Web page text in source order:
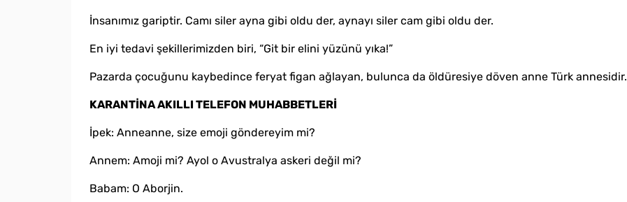
İnsanımız gariptir. Camı siler ayna gibi oldu der, aynayı siler cam gibi oldu der.
En iyi tedavi şekillerimizden biri, “Git bir elini yüzünü yıka!”
Pazarda çocuğunu kaybedince feryat figan ağlayan, bulunca da öldüresiye döven anne Türk annesidir.
KARANTİNA AKILLI TELEFON MUHABBETLERİ
İpek: Anneanne, size emoji göndereyim mi?
Annem: Amoji mi? Ayol o Avustralya askeri değil mi?
Babam: O Aborjin.